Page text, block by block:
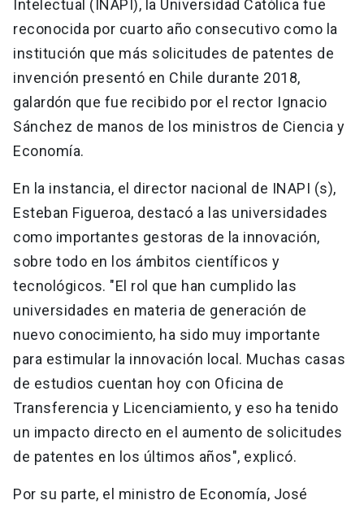
Intelectual (INAPI), la Universidad Católica fue
reconocida por cuarto año consecutivo como la
institución que más solicitudes de patentes de
invención presentó en Chile durante 2018,
galardón que fue recibido por el rector Ignacio
Sánchez de manos de los ministros de Ciencia y
Economía.
En la instancia, el director nacional de INAPI (s),
Esteban Figueroa, destacó a las universidades
como importantes gestoras de la innovación,
sobre todo en los ámbitos científicos y
tecnológicos. "El rol que han cumplido las
universidades en materia de generación de
nuevo conocimiento, ha sido muy importante
para estimular la innovación local. Muchas casas
de estudios cuentan hoy con Oficina de
Transferencia y Licenciamiento, y eso ha tenido
un impacto directo en el aumento de solicitudes
de patentes en los últimos años", explicó.
Por su parte, el ministro de Economía, José